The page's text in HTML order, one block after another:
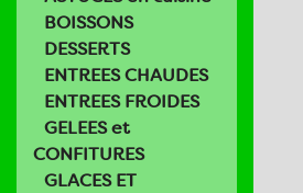
BOISSONS
DESSERTS
ENTREES CHAUDES
ENTREES FROIDES
GELEES et
CONFITURES
GLACES ET